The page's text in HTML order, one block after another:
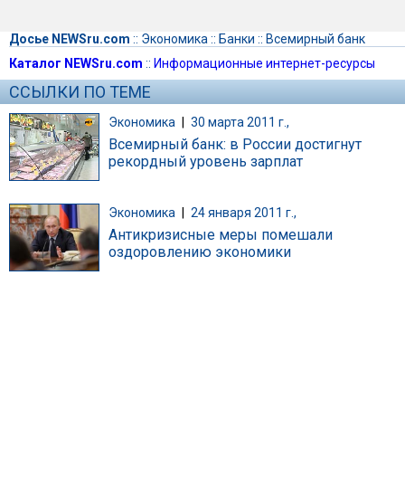
Досье NEWSru.com :: Экономика :: Банки :: Всемирный банк
Каталог NEWSru.com :: Информационные интернет-ресурсы
ССЫЛКИ ПО ТЕМЕ
Экономика | 30 марта 2011 г.,
Всемирный банк: в России достигнут
рекордный уровень зарплат
Экономика 24 января 2011 г.,
Антикризисные меры помешали
оздоровлению экономики